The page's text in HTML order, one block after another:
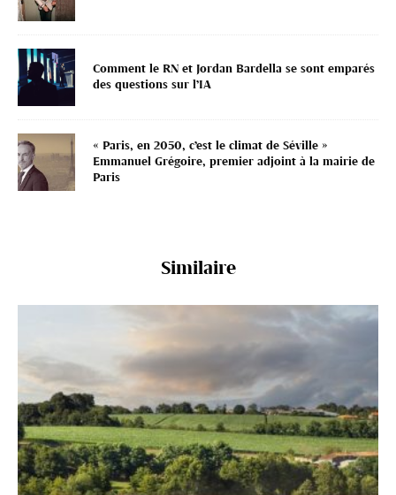
Comment le RN et Jordan Bardella se sont emparés
des questions sur l’IA
« Paris, en 2050, c’est le climat de Séville »
Emmanuel Grégoire, premier adjoint à la mairie de
Paris
Similaire